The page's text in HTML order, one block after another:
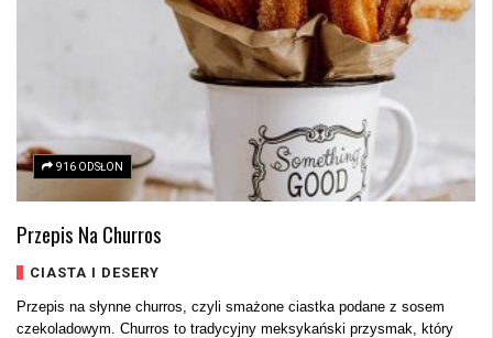
916 ODSŁON
Przepis Na Churros
CIASTA I DESERY
Przepis na słynne churros, czyli smażone ciastka podane z sosem
czekoladowym. Churros to tradycyjny meksykański przysmak, który